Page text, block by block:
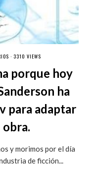
· 3310 VIEWS
porque hoy
ha
para adaptar
obra.
y morimos por el día
de ficción...